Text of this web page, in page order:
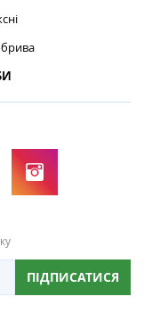
ПІДПИСАТИСЯ